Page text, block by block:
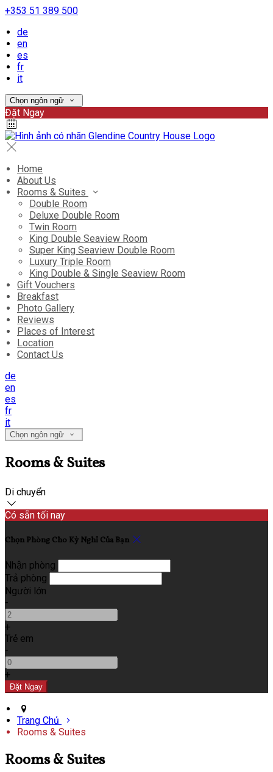
+353 51 389 500
de
en
es
fr
it
Chọn ngôn ngữ
Đặt Ngay
Home
About Us
Rooms & Suites
Double Room
Deluxe Double Room
Twin Room
King Double Seaview Room
Super King Seaview Double Room
Luxury Triple Room
King Double & Single Seaview Room
Gift Vouchers
Breakfast
Photo Gallery
Reviews
Places of Interest
Location
Contact Us
de
en
es
fr
it
Chọn ngôn ngữ
Rooms & Suites
Di chuyển
Có sẵn tối nay
Chọn Phòng Cho Kỳ Nghỉ Của Bạn
Nhận phòng
Trả phòng
Người lớn
-
+
Trẻ em
-
+
Trang Chủ
Rooms & Suites
Rooms & Suites